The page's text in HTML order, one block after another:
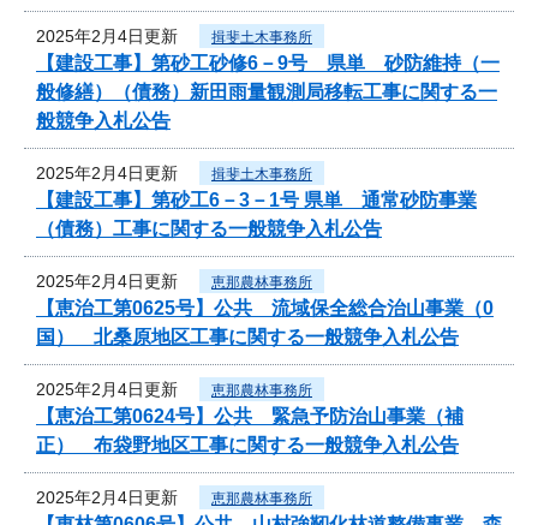
2025年2月4日更新 揖斐土木事務所
【建設工事】第砂工砂修6－9号 県単 砂防維持（一
般修繕）（債務）新田雨量観測局移転工事に関する一
般競争入札公告
2025年2月4日更新 揖斐土木事務所
【建設工事】第砂工6－3－1号 県単 通常砂防事業
（債務）工事に関する一般競争入札公告
2025年2月4日更新 恵那農林事務所
【恵治工第0625号】公共 流域保全総合治山事業（0
国） 北桑原地区工事に関する一般競争入札公告
2025年2月4日更新 恵那農林事務所
【恵治工第0624号】公共 緊急予防治山事業（補
正） 布袋野地区工事に関する一般競争入札公告
2025年2月4日更新 恵那農林事務所